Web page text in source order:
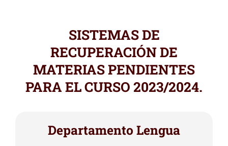
SISTEMAS DE
RECUPERACIÓN DE
MATERIAS PENDIENTES
PARA EL CURSO 2023/2024.
Departamento Lengua